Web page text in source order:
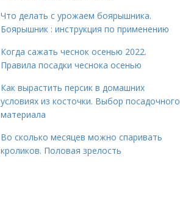
Что делать с урожаем боярышника.
Боярышник : инструкция по применению
Когда сажать чеснок осенью 2022.
Правила посадки чеснока осенью
Как вырастить персик в домашних
условиях из косточки. Выбор посадочного
материала
Во сколько месяцев можно спаривать
кроликов. Половая зрелость